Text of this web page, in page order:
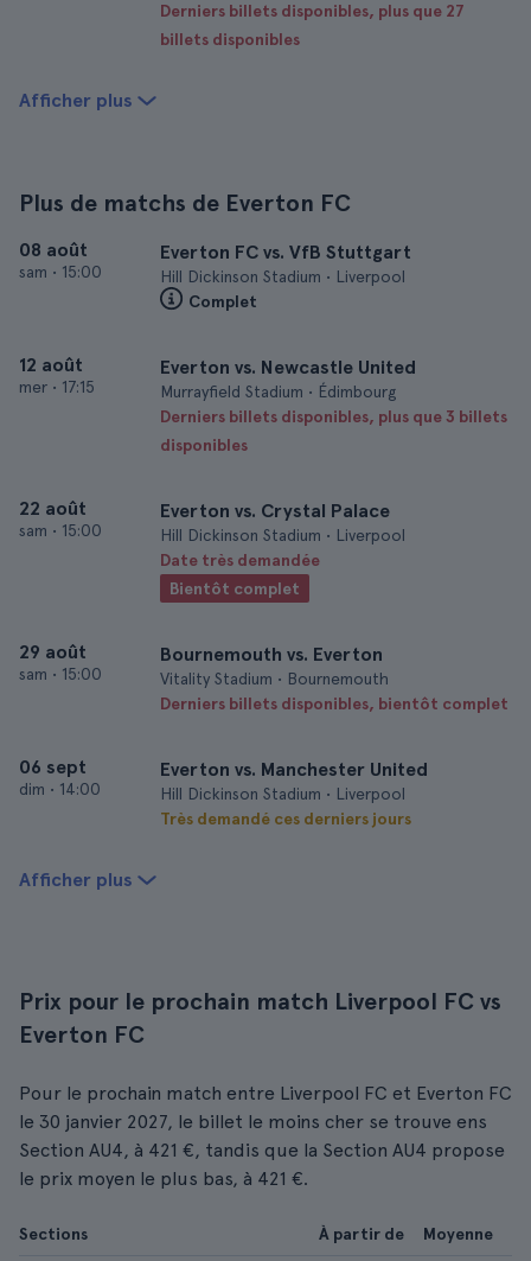
Derniers billets disponibles, plus que 27
billets disponibles
Afficher plus
Plus de matchs de Everton FC
08 août
sam • 15:00
Everton FC vs. VfB Stuttgart
Hill Dickinson Stadium • Liverpool
Complet
12 août
mer • 17:15
Everton vs. Newcastle United
Murrayfield Stadium • Édimbourg
Derniers billets disponibles, plus que 3 billets
disponibles
22 août
sam • 15:00
Everton vs. Crystal Palace
Hill Dickinson Stadium • Liverpool
Date très demandée
Bientôt complet
29 août
sam • 15:00
Bournemouth vs. Everton
Vitality Stadium • Bournemouth
Derniers billets disponibles, bientôt complet
06 sept
dim • 14:00
Everton vs. Manchester United
Hill Dickinson Stadium • Liverpool
Très demandé ces derniers jours
Afficher plus
Prix pour le prochain match Liverpool FC vs
Everton FC
Pour le prochain match entre Liverpool FC et Everton FC
le 30 janvier 2027, le billet le moins cher se trouve ens
Section AU4, à 421 €, tandis que la Section AU4 propose
le prix moyen le plus bas, à 421 €.
Sections À partir de Moyenne